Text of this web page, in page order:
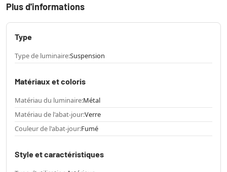
Plus d'informations
Type
Type de luminaire:Suspension
Matériaux et coloris
Matériau du luminaire:Métal
Matériau de l'abat-jour:Verre
Couleur de l'abat-jour:Fumé
Style et caractéristiques